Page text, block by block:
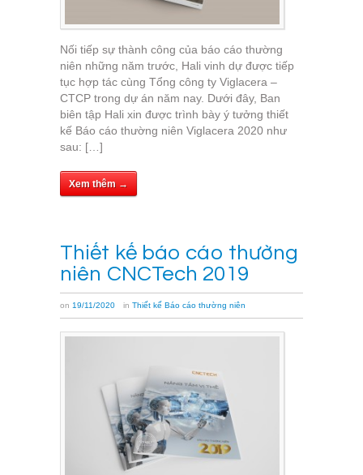
Nối tiếp sự thành công của báo cáo thường
niên những năm trước, Hali vinh dự được tiếp
tục hợp tác cùng Tổng công ty Viglacera –
CTCP trong dự án năm nay. Dưới đây, Ban
biên tập Hali xin được trình bày ý tưởng thiết
kế Báo cáo thường niên Viglacera 2020 như
sau: […]
Xem thêm →
Thiết kế báo cáo thường
niên CNCTech 2019
on 19/11/2020 in Thiết kế Báo cáo thường niên